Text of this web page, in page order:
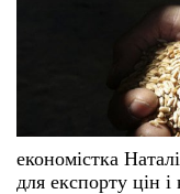
економістка
для експорту цін і